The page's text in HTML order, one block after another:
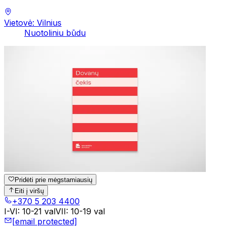
Vietovė: Vilnius
Nuotoliniu būdu
Pridėti prie mėgstamiausių
Eiti į viršų
+370 5 203 4400
I-VI: 10-21 valVII: 10-19 val
[email protected]